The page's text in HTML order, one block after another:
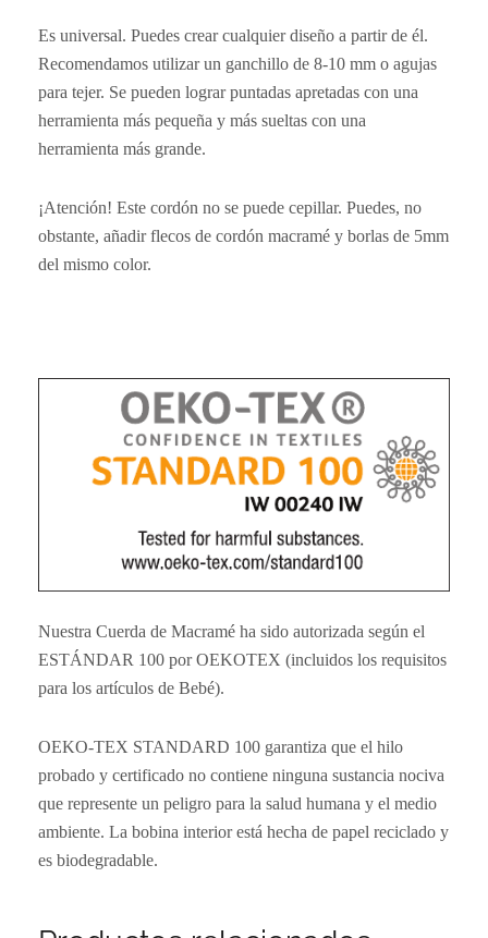
Es universal. Puedes crear cualquier diseño a partir de él.
Recomendamos utilizar un ganchillo de 8-10 mm o agujas
para tejer. Se pueden lograr puntadas apretadas con una
herramienta más pequeña y más sueltas con una
herramienta más grande.
¡Atención! Este cordón no se puede cepillar. Puedes, no
obstante, añadir flecos de cordón macramé y borlas de 5mm
del mismo color.
Nuestra Cuerda de Macramé ha sido autorizada según el
ESTÁNDAR 100 por OEKOTEX (incluidos los requisitos
para los artículos de Bebé).
OEKO-TEX STANDARD 100 garantiza que el hilo
probado y certificado no contiene ninguna sustancia nociva
que represente un peligro para la salud humana y el medio
ambiente. La bobina interior está hecha de papel reciclado y
es biodegradable.